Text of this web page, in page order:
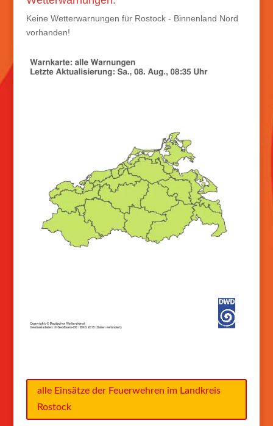
Keine Wetterwarnungen für Rostock - Binnenland Nord
vorhanden!
alle Einsätze der Feuerwehren im Landkreis
Rostock